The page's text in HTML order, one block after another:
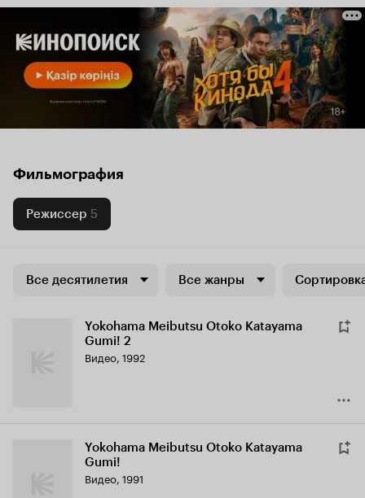
Фильмография
Режиссер 5
Все десятилетия Все жанры
Yokohama Meibutsu Otoko Katayama
Gumi! 2
Видео, 1992
Yokohama Meibutsu Otoko Katayama
Gumi!
Видео, 1991